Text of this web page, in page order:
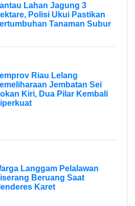
Lahan Jagung 3
Polisi Ukui Pastikan
Tanaman Subur
Riau Lelang
Jembatan Sei
Kiri, Dua Pilar Kembali
Langgam Pelalawan
Beruang Saat
Karet